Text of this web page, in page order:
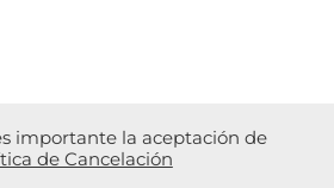
importante la aceptación de
de Cancelación